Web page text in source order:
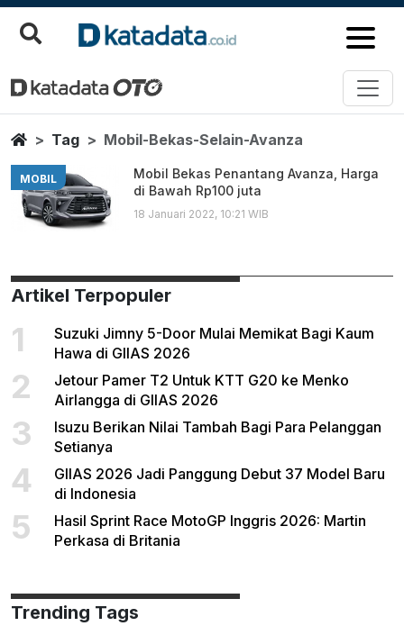
Mobil Bekas Selain Avanza
Berita Terbaru
HomeTag Mobil-Bekas-Selain-Avanza
MOBIL
Mobil Bekas Penantang Avanza, Harga
di Bawah Rp100 juta
18 Januari 2022, 10:21 WIB
Artikel Terpopuler
1
Suzuki Jimny 5-Door Mulai Memikat Bagi Kaum
Hawa di GIIAS 2026
2
Jetour Pamer T2 Untuk KTT G20 ke Menko
Airlangga di GIIAS 2026
3
Isuzu Berikan Nilai Tambah Bagi Para Pelanggan
Setianya
4
GIIAS 2026 Jadi Panggung Debut 37 Model Baru
di Indonesia
5
Hasil Sprint Race MotoGP Inggris 2026: Martin
Perkasa di Britania
Trending Tags